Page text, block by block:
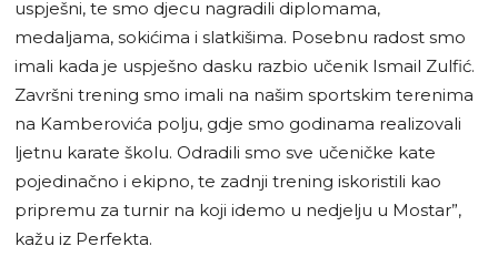
uspješni, te smo djecu nagradili diplomama,
medaljama, sokićima i slatkišima. Posebnu radost smo
imali kada je uspješno dasku razbio učenik Ismail Zulfić.
Završni trening smo imali na našim sportskim terenima
na Kamberovića polju, gdje smo godinama realizovali
ljetnu karate školu. Odradili smo sve učeničke kate
pojedinačno i ekipno, te zadnji trening iskoristili kao
pripremu za turnir na koji idemo u nedjelju u Mostar”,
kažu iz Perfekta.